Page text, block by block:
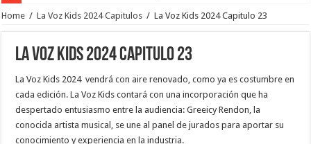
Home / La Voz Kids 2024 Capitulos / La Voz Kids 2024 Capitulo 23
La Voz Kids 2024 Capitulo 23
La Voz Kids 2024 vendrá con aire renovado, como ya es costumbre en
cada edición. La Voz Kids contará con una incorporación que ha
despertado entusiasmo entre la audiencia: Greeicy Rendon, la
conocida artista musical, se une al panel de jurados para aportar su
conocimiento y experiencia en la industria.